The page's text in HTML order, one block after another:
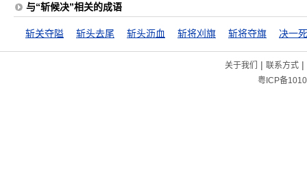
与“斩候决”相关的成语
斩关夺隘 斩头去尾 斩头沥血 斩将刈旗 斩将夺旗 决一
关于我们 | 联系方式|
粤ICP备